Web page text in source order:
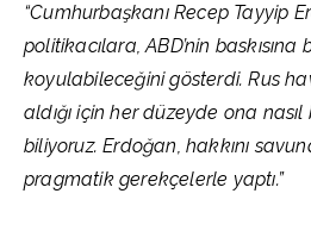
“Cumhurbaşkanı Recep Tayyip
politikacılara, ABD’nin baskısına
koyulabileceğini gösterdi. Rus
aldığı için her düzeyde ona nasıl
biliyoruz. Erdoğan, hakkını
pragmatik gerekçelerle yaptı.”